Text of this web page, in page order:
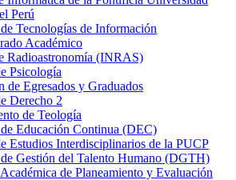
Perú
Tecnologías de Información
Académico
Radioastronomía (INRAS)
Psicología
de Egresados y Graduados
Derecho 2
de Teología
Educación Continua (DEC)
Estudios Interdisciplinarios de la PUCP
Gestión del Talento Humano (DGTH)
de Planeamiento y Evaluación